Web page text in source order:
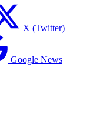
X (Twitter)
Google News